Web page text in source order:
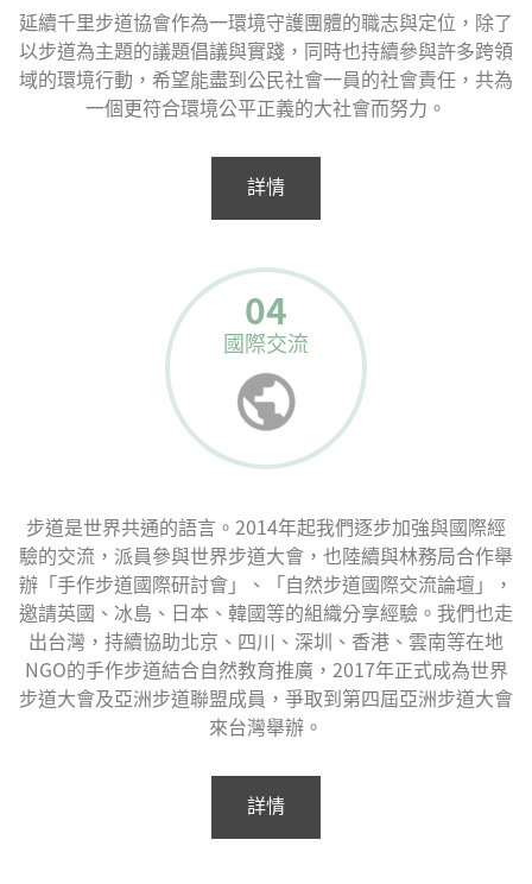
延續千里步道協會作為一環境守護團體的職志與定位，除了
以步道為主題的議題倡議與實踐，同時也持續參與許多跨領
域的環境行動，希望能盡到公民社會一員的社會責任，共為
一個更符合環境公平正義的大社會而努力。
詳情
04
國際交流
步道是世界共通的語言。2014年起我們逐步加強與國際經
驗的交流，派員參與世界步道大會，也陸續與林務局合作舉
辦「手作步道國際研討會」、「自然步道國際交流論壇」，
邀請英國、冰島、日本、韓國等的組織分享經驗。我們也走
出台灣，持續協助北京、四川、深圳、香港、雲南等在地
NGO的手作步道結合自然教育推廣，2017年正式成為世界
步道大會及亞洲步道聯盟成員，爭取到第四屆亞洲步道大會
來台灣舉辦。
詳情